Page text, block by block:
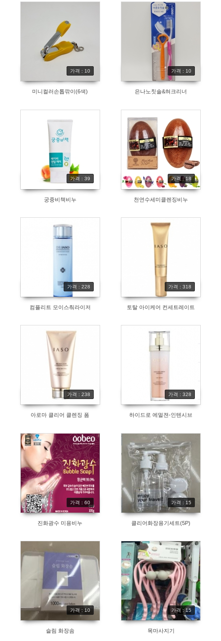
가격 : 10
미니컬러손톱깎이(6색)
가격 : 10
은나노칫솔&혀크리너
가격 : 39
궁중비책비누
가격 : 18
천연수세미클렌징비누
가격 : 228
컴플리트 모이스춰라이저
가격 : 318
토탈 아이케어 컨세트레이트
가격 : 238
아로마 클리어 클렌징 폼
가격 : 328
하이드로 에멀젼-인텐시브
가격 : 60
진화광수 미용비누
가격 : 15
클리어화장용기세트(5P)
가격 : 10
슬림 화장솜
가격 : 15
목마사지기